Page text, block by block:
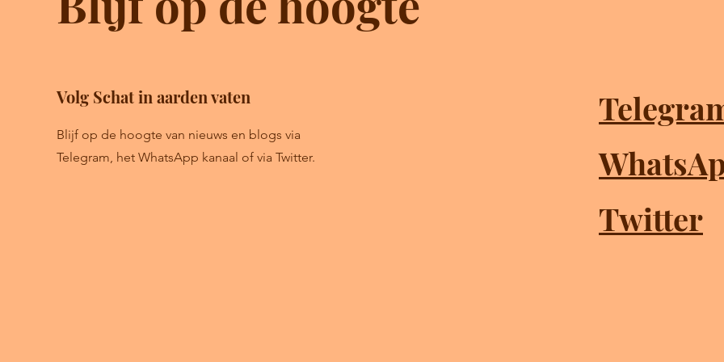
Volg Schat in aarden vaten
Blijf op de hoogte van nieuws en blogs via
Telegram, het WhatsApp kanaal of via Twitter.
Twitter